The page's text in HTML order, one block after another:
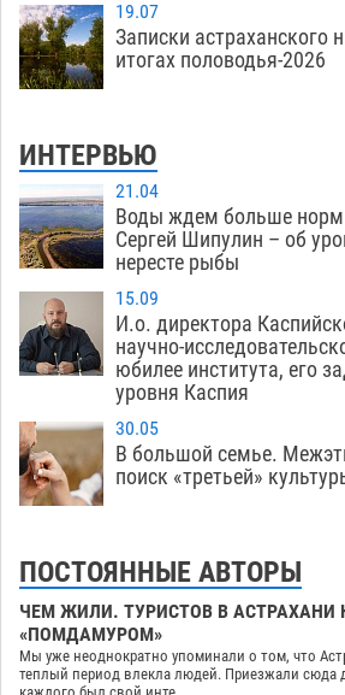
19.07
Записки астраханского
итогах половодья-2026
ИНТЕРВЬЮ
21.04
Воды ждем больше
Сергей Шипулин – об
нересте рыбы
15.09
И.о. директора
научно-
юбилее института, его
уровня Каспия
30.05
В большой семье.
поиск «третьей»
ПОСТОЯННЫЕ АВТОРЫ
ЧЕМ ЖИЛИ. ТУРИСТОВ В АСТРАХАНИ
«ПОМДАМУРОМ»
Мы уже неоднократно упоминали о том, что
теплый период влекла людей. Приезжали сюда